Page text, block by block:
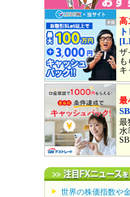
高
ザ
キ
最
最
水
世界の株価指数や